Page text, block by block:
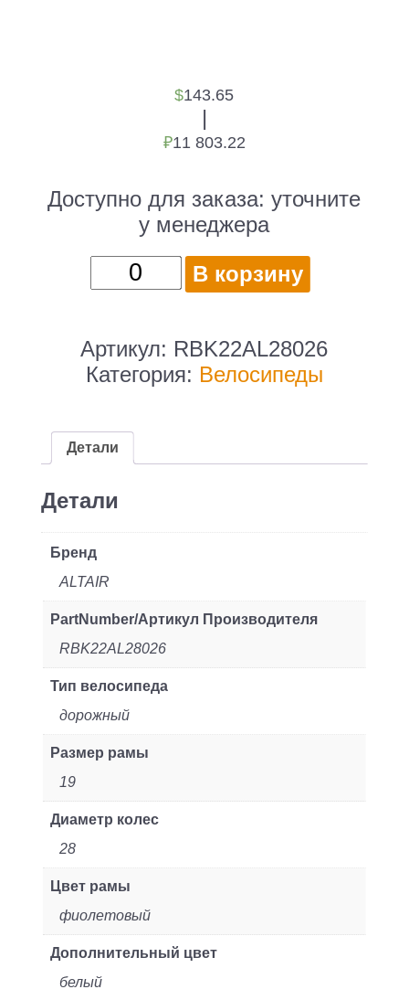
$143.65
|
₽11 803.22
Доступно для заказа:уточните
у менеджера
Количество
товара
Altair
City
(2022)
дорожный
рам.:19"
фиолетовый/
белый
(RBK22AL28026)
В корзину
Артикул: RBK22AL28026
Категория: Велосипеды
Детали
Детали
Бренд
ALTAIR
PartNumber/Артикул Производителя
RBK22AL28026
Тип велосипеда
дорожный
Размер рамы
19
Диаметр колес
28
Цвет рамы
фиолетовый
Дополнительный цвет
белый